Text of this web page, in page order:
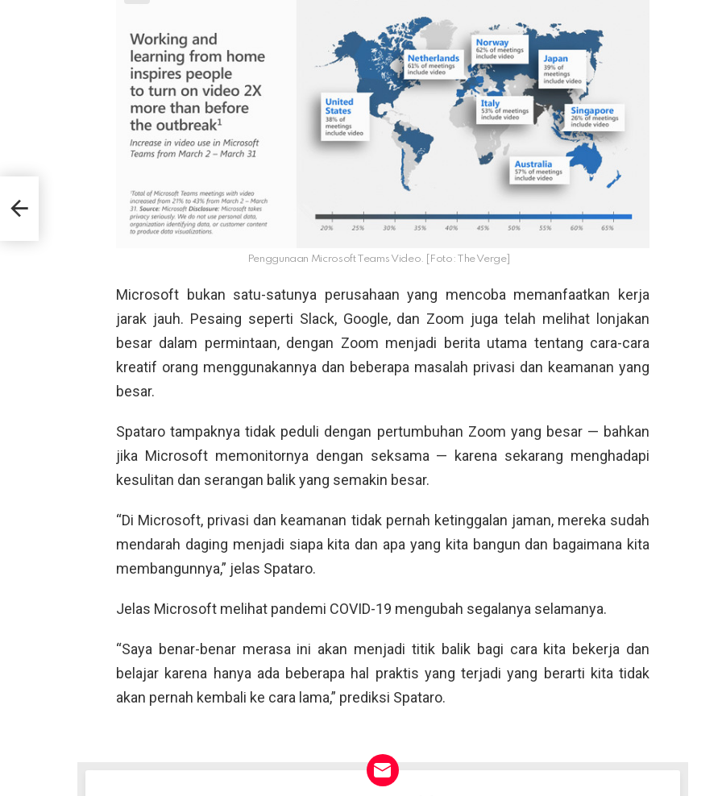
Penggunaan Microsoft Teams Video. [Foto: The Verge]
Microsoft bukan satu-satunya perusahaan yang mencoba memanfaatkan kerja
jarak jauh. Pesaing seperti Slack, Google, dan Zoom juga telah melihat lonjakan
besar dalam permintaan, dengan Zoom menjadi berita utama tentang cara-cara
kreatif orang menggunakannya dan beberapa masalah privasi dan keamanan yang
besar.
Spataro tampaknya tidak peduli dengan pertumbuhan Zoom yang besar — bahkan
jika Microsoft memonitornya dengan seksama — karena sekarang menghadapi
kesulitan dan serangan balik yang semakin besar.
“Di Microsoft, privasi dan keamanan tidak pernah ketinggalan jaman, mereka sudah
mendarah daging menjadi siapa kita dan apa yang kita bangun dan bagaimana kita
membangunnya,” jelas Spataro.
Jelas Microsoft melihat pandemi COVID-19 mengubah segalanya selamanya.
“Saya benar-benar merasa ini akan menjadi titik balik bagi cara kita bekerja dan
belajar karena hanya ada beberapa hal praktis yang terjadi yang berarti kita tidak
akan pernah kembali ke cara lama,” prediksi Spataro.